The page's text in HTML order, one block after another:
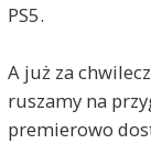
PS5.
A już za
ruszamy na
premierowo